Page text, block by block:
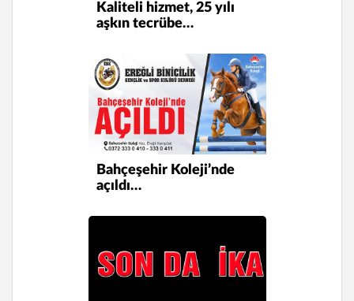
Kaliteli hizmet, 25 yılı
aşkın tecrübe…
Bahçeşehir Koleji’nde
açıldı…